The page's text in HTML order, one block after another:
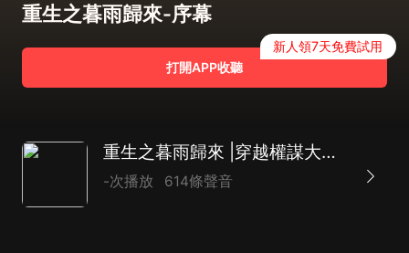
重生之暮雨歸來-序幕
打開APP收聽
新人領7天免費試用
重生之暮雨歸來 |穿越權謀大女主|搞笑甜寵| 多網
-次播放 614條聲音